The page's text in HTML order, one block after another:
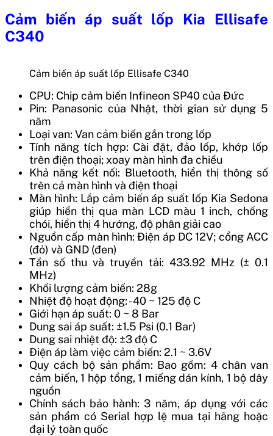
Cảm biến áp suất lốp Kia Ellisafe
C340
Cảm biến áp suất lốp Ellisafe C340
CPU: Chip cảm biến Infineon SP40 của Đức
Pin: Panasonic của Nhật, thời gian sử dụng 5
năm
Loại van: Van cảm biến gắn trong lốp
Tính năng tích hợp: Cài đặt, đảo lốp, khớp lốp
trên điện thoại; xoay màn hình đa chiều
Khả năng kết nối: Bluetooth, hiển thị thông số
trên cả màn hình và điện thoại
Màn hình: Lắp cảm biến áp suất lốp Kia Sedona
giúp hiển thị qua màn LCD màu 1 inch, chống
chói, hiển thị 4 hướng, độ phân giải cao
Nguồn cấp màn hình: Điện áp DC 12V; cổng ACC
(đỏ) và GND (đen)
Tần số thu và truyền tải: 433.92 MHz (± 0.1
MHz)
Khối lượng cảm biến: 28g
Nhiệt độ hoạt động: -40 ~ 125 độ C
Giới hạn áp suất: 0 ~ 8 Bar
Dung sai áp suất: ±1.5 Psi (0.1 Bar)
Dung sai nhiệt độ: ±3 độ C
Điện áp làm việc cảm biến: 2.1 ~ 3.6V
Quy cách bộ sản phẩm: Bao gồm: 4 chân van
cảm biến, 1 hộp tổng, 1 miếng dán kính, 1 bộ dây
nguồn
Chính sách bảo hành: 3 năm, áp dụng với các
sản phẩm có Serial hợp lệ mua tại hãng hoặc
đại lý toàn quốc